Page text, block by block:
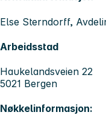
Else Sterndorff,
Arbeidsstad
Haukelandsveien 22
5021 Bergen
Nøkkelinformasjon: